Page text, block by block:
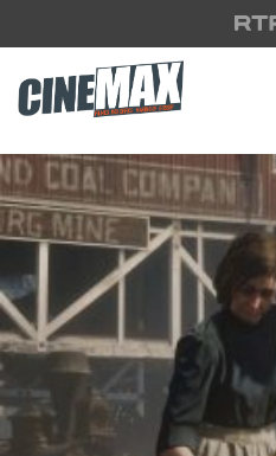
Saltar para o conteúdo principal